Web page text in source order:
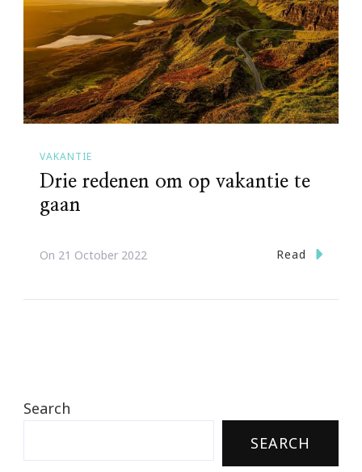
VAKANTIE
Drie redenen om op vakantie te
gaan
On 21 October 2022 Read
Search
SEARCH